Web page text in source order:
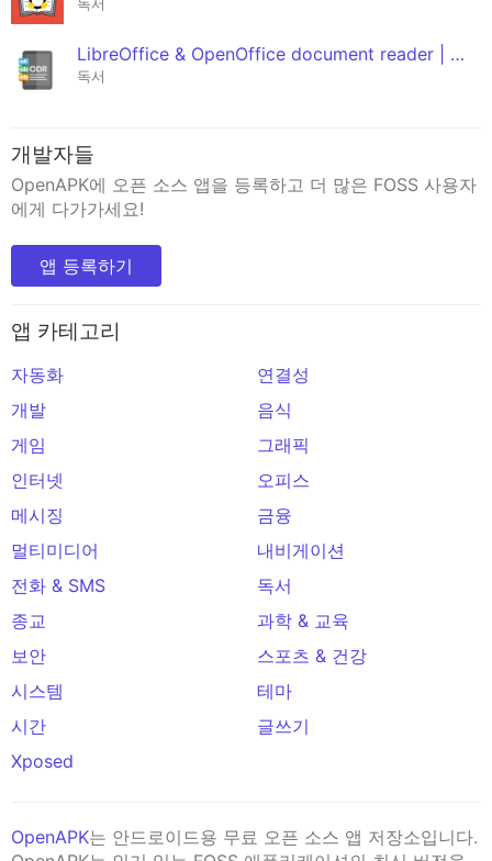
독서
LibreOffice & OpenOffice document reader | ODF
독서
개발자들
OpenAPK에 오픈 소스 앱을 등록하고 더 많은 FOSS 사용자
에게 다가가세요!
앱 등록하기
앱 카테고리
자동화
연결성
개발
음식
게임
그래픽
인터넷
오피스
메시징
금융
멀티미디어
내비게이션
전화 & SMS
독서
종교
과학 & 교육
보안
스포츠 & 건강
시스템
테마
시간
글쓰기
Xposed
OpenAPK는 안드로이드용 무료 오픈 소스 앱 저장소입니다.